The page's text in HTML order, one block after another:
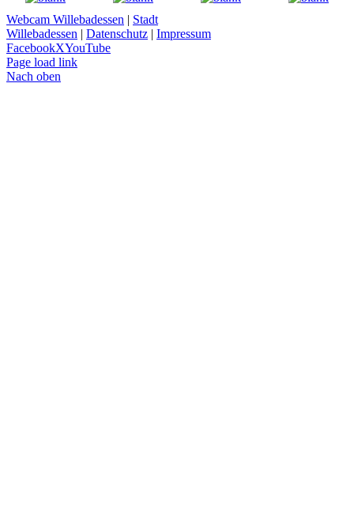
Webcam Willebadessen | Stadt
Willebadessen | Datenschutz | Impressum
FacebookXYouTube
Page load link
Nach oben